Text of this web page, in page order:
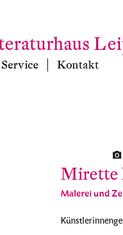
Service Kontakt
Mirette
Malerei und